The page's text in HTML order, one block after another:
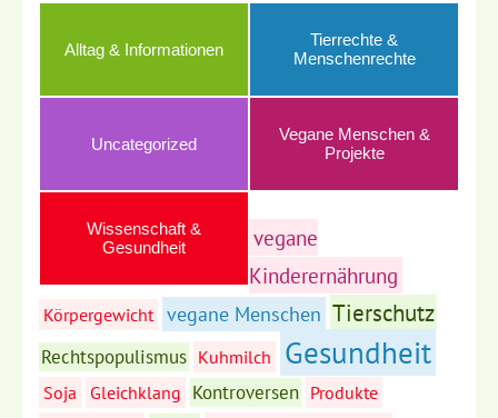
Alltag & Informationen
Tierrechte &
Menschenrechte
Uncategorized
Vegane Menschen &
Projekte
Wissenschaft &
Gesundheit
vegane
Kinderernährung
Körpergewicht vegane Menschen Tierschutz
Rechtspopulismus Kuhmilch Gesundheit
Soja Gleichklang Kontroversen Produkte